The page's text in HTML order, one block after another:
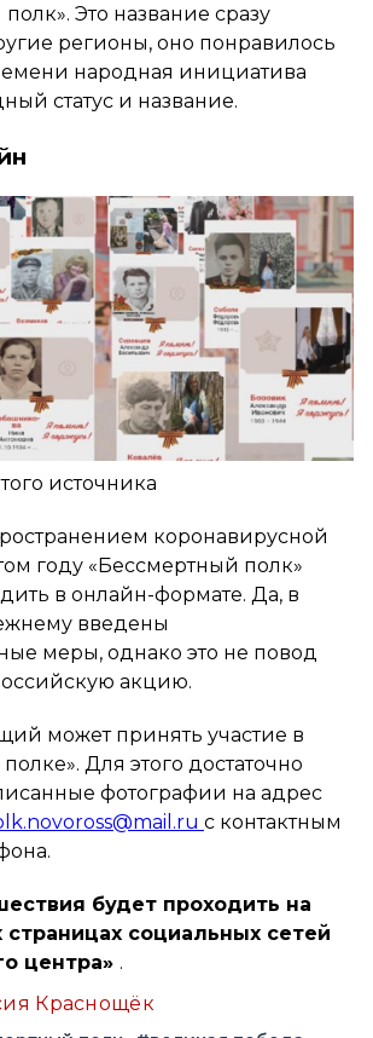
Это название сразу
регионы, оно понравилось
народная инициатива
статус и название.
источника
коронавирусной
году «Бессмертный полк»
в онлайн-формате. Да, в
введены
меры, однако это не повод
акцию.
может принять участие в
Для этого достаточно
фотографии на адрес
с контактным
будет проходить на
социальных сетей
центра» .
Краснощёк